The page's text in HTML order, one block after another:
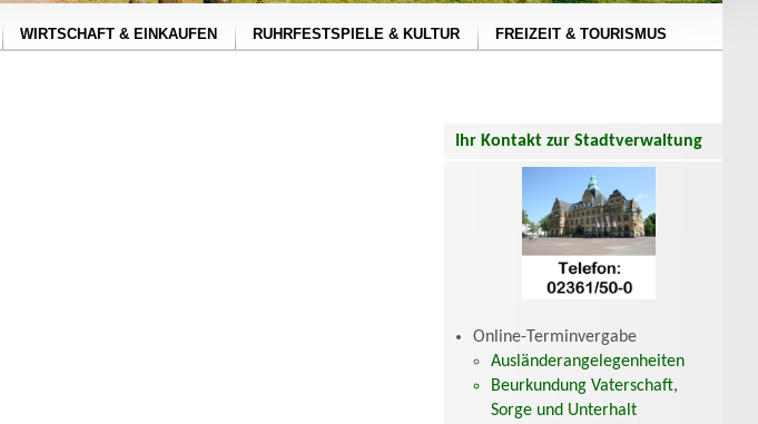
WIRTSCHAFT & EINKAUFEN RUHRFESTSPIELE & KULTUR FREIZEIT & TOURISMUS
Ihr Kontakt zur Stadtverwaltung
Online-Terminvergabe
Ausländerangelegenheiten
Beurkundung Vaterschaft,
Sorge und Unterhalt